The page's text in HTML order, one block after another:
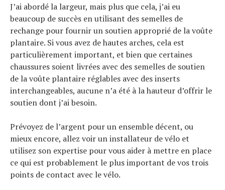
J’ai abordé la largeur, mais plus que cela, j’ai eu
beaucoup de succès en utilisant des semelles de
rechange pour fournir un soutien approprié de la voûte
plantaire. Si vous avez de hautes arches, cela est
particulièrement important, et bien que certaines
chaussures soient livrées avec des semelles de soutien
de la voûte plantaire réglables avec des inserts
interchangeables, aucune n’a été à la hauteur d’offrir le
soutien dont j’ai besoin.
Prévoyez de l’argent pour un ensemble décent, ou
mieux encore, allez voir un installateur de vélo et
utilisez son expertise pour vous aider à mettre en place
ce qui est probablement le plus important de vos trois
points de contact avec le vélo.